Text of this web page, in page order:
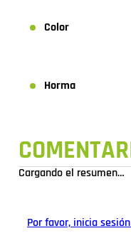
Color
Horma
Cargando el resumen…
Por favor, inicia